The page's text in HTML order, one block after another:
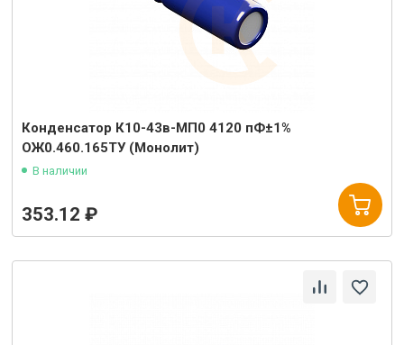
Конденсатор К10-43в-МП0 4120 пФ±1%
ОЖ0.460.165ТУ (Монолит)
В наличии
353.12 ₽